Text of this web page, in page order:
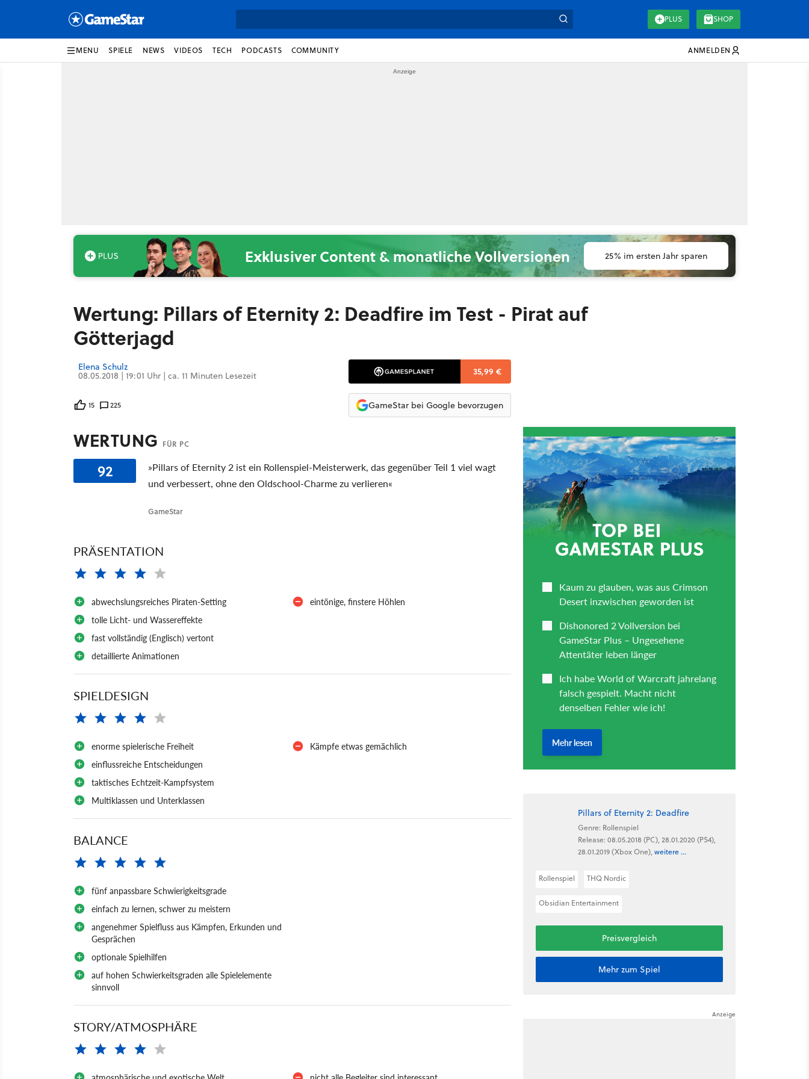
PLUS SHOP
MENU SPIELE NEWS VIDEOS TECH PODCASTS COMMUNITY ANMELDEN
Exklusiver Content & monatliche Vollversionen 25% im ersten Jahr sparen
Wertung: Pillars of Eternity 2: Deadfire im Test - Pirat auf
Götterjagd
Elena Schulz
08.05.2018 | 19:01 Uhr | ca. 11 Minuten Lesezeit
15 225
35,99 €
GameStar bei Google bevorzugen
WERTUNG FÜR PC
92
»Pillars of Eternity 2 ist ein Rollenspiel-Meisterwerk, das gegenüber Teil 1 viel wagt
und verbessert, ohne den Oldschool-Charme zu verlieren«
GameStar
PRÄSENTATION
abwechslungsreiches Piraten-Setting
tolle Licht- und Wassereffekte
fast vollständig (Englisch) vertont
detaillierte Animationen
eintönige, finstere Höhlen
SPIELDESIGN
enorme spielerische Freiheit
einflussreiche Entscheidungen
taktisches Echtzeit-Kampfsystem
Multiklassen und Unterklassen
Kämpfe etwas gemächlich
BALANCE
fünf anpassbare Schwierigkeitsgrade
einfach zu lernen, schwer zu meistern
angenehmer Spielfluss aus Kämpfen, Erkunden und
Gesprächen
optionale Spielhilfen
auf hohen Schwierkeitsgraden alle Spielelemente
sinnvoll
STORY/ATMOSPHÄRE
Pillars of Eternity 2: Deadfire
Genre: Rollenspiel
Release: 08.05.2018 (PC), 28.01.2020 (PS4),
28.01.2019 (Xbox One), weitere ...
Rollenspiel THQ Nordic
Obsidian Entertainment
Preisvergleich
Mehr zum Spiel